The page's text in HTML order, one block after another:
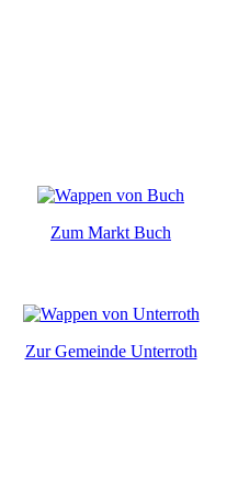
Zum Markt Buch
Zur Gemeinde Unterroth